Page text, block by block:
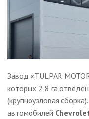
Завод «TULPAR
которых 2,8 га
(крупноузловая
автомобилей